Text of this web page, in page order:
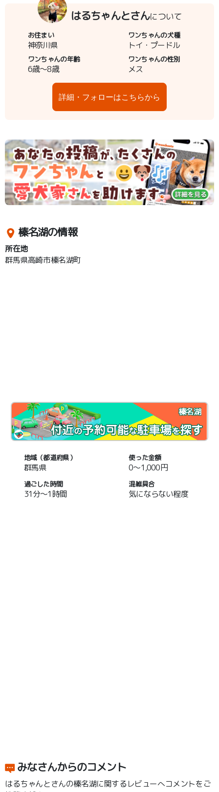
はるちゃんとさんについて
お住まい
神奈川県
ワンちゃんの犬種
トイ・プードル
ワンちゃんの年齢
6歳～8歳
ワンちゃんの性別
メス
詳細・フォローはこちらから
榛名湖の情報
所在地
群馬県高崎市榛名湖町
榛名湖
地域（都道府県）
群馬県
使った金額
0～1,000円
過ごした時間
31分～1時間
混雑具合
気にならない程度
みなさんからのコメント
はるちゃんとさんの榛名湖に関するレビューへコメントをご